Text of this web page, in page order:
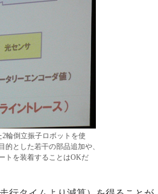
輪倒立振子ロボットを使
とした若干の部品追加や、
トを装着することはOKだ